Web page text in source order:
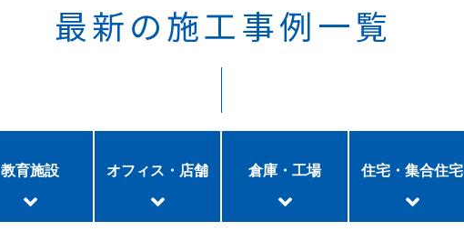
最新の施工事例一覧
教育施設 オフィス・店舗 倉庫・工場 住宅・集合住宅